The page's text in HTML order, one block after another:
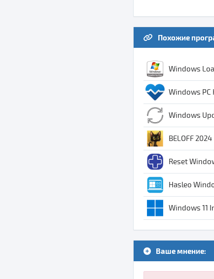
Похожие
Windows
Windows PC
Windows
BELOFF 2024
Reset
Hasleo
Windows 11
Ваше мнение: